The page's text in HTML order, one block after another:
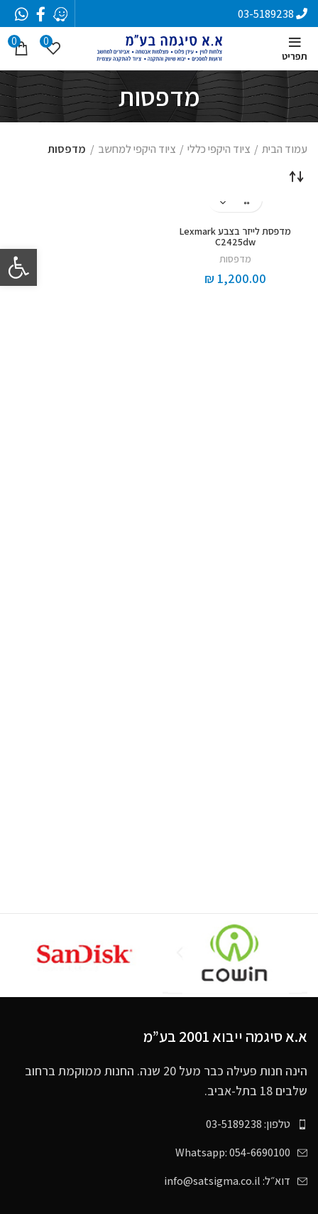
פתח
תפריט
0
0
מדפסות
עמוד הבית ציוד היקפי כללי ציוד היקפי למחשב מדפסות
מדפסת לייזר בצבע Lexmark
C2425dw
מדפסות
₪1,200.00
א.א סיגמה ייבוא 2001 בע”מ
הינה חנות פעילה כבר מעל 20 שנה. החנות ממוקמת ברחוב
שלבים 18 בתל-אביב.
טלפון: 03-5189238
Whatsapp: 054-6690100
דוא״ל: info@satsigma.co.il